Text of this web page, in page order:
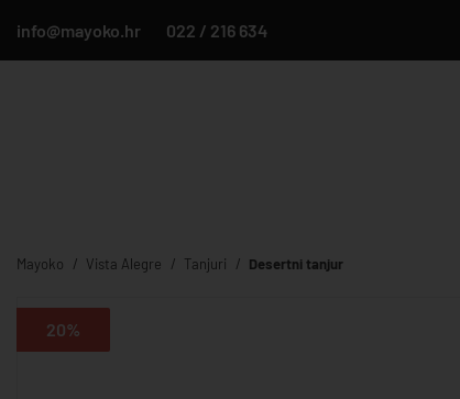
info@mayoko.hr 022 / 216 634
Mayoko Vista Alegre Tanjuri Desertni tanjur
20%